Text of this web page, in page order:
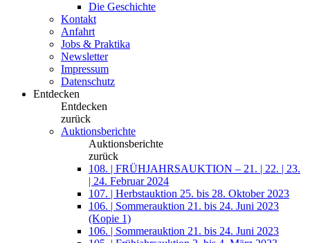
Die Geschichte
Kontakt
Anfahrt
Jobs & Praktika
Newsletter
Impressum
Datenschutz
Entdecken
Entdecken
zurück
Auktionsberichte
Auktionsberichte
zurück
108. | FRÜHJAHRSAUKTION – 21. | 22. | 23.
| 24. Februar 2024
107. | Herbstauktion 25. bis 28. Oktober 2023
106. | Sommerauktion 21. bis 24. Juni 2023
(Kopie 1)
106. | Sommerauktion 21. bis 24. Juni 2023